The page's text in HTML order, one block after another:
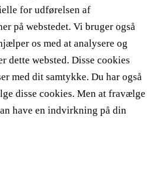
for udførelsen af
på webstedet. Vi bruger også
os med at analysere og
dette websted. Disse cookies
med dit samtykke. Du har også
disse cookies. Men at fravælge
have en indvirkning på din